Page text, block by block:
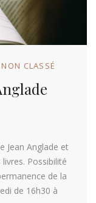
NON CLASSÉ
Jean Anglade et
Possibilité
de la
de 16h30 à